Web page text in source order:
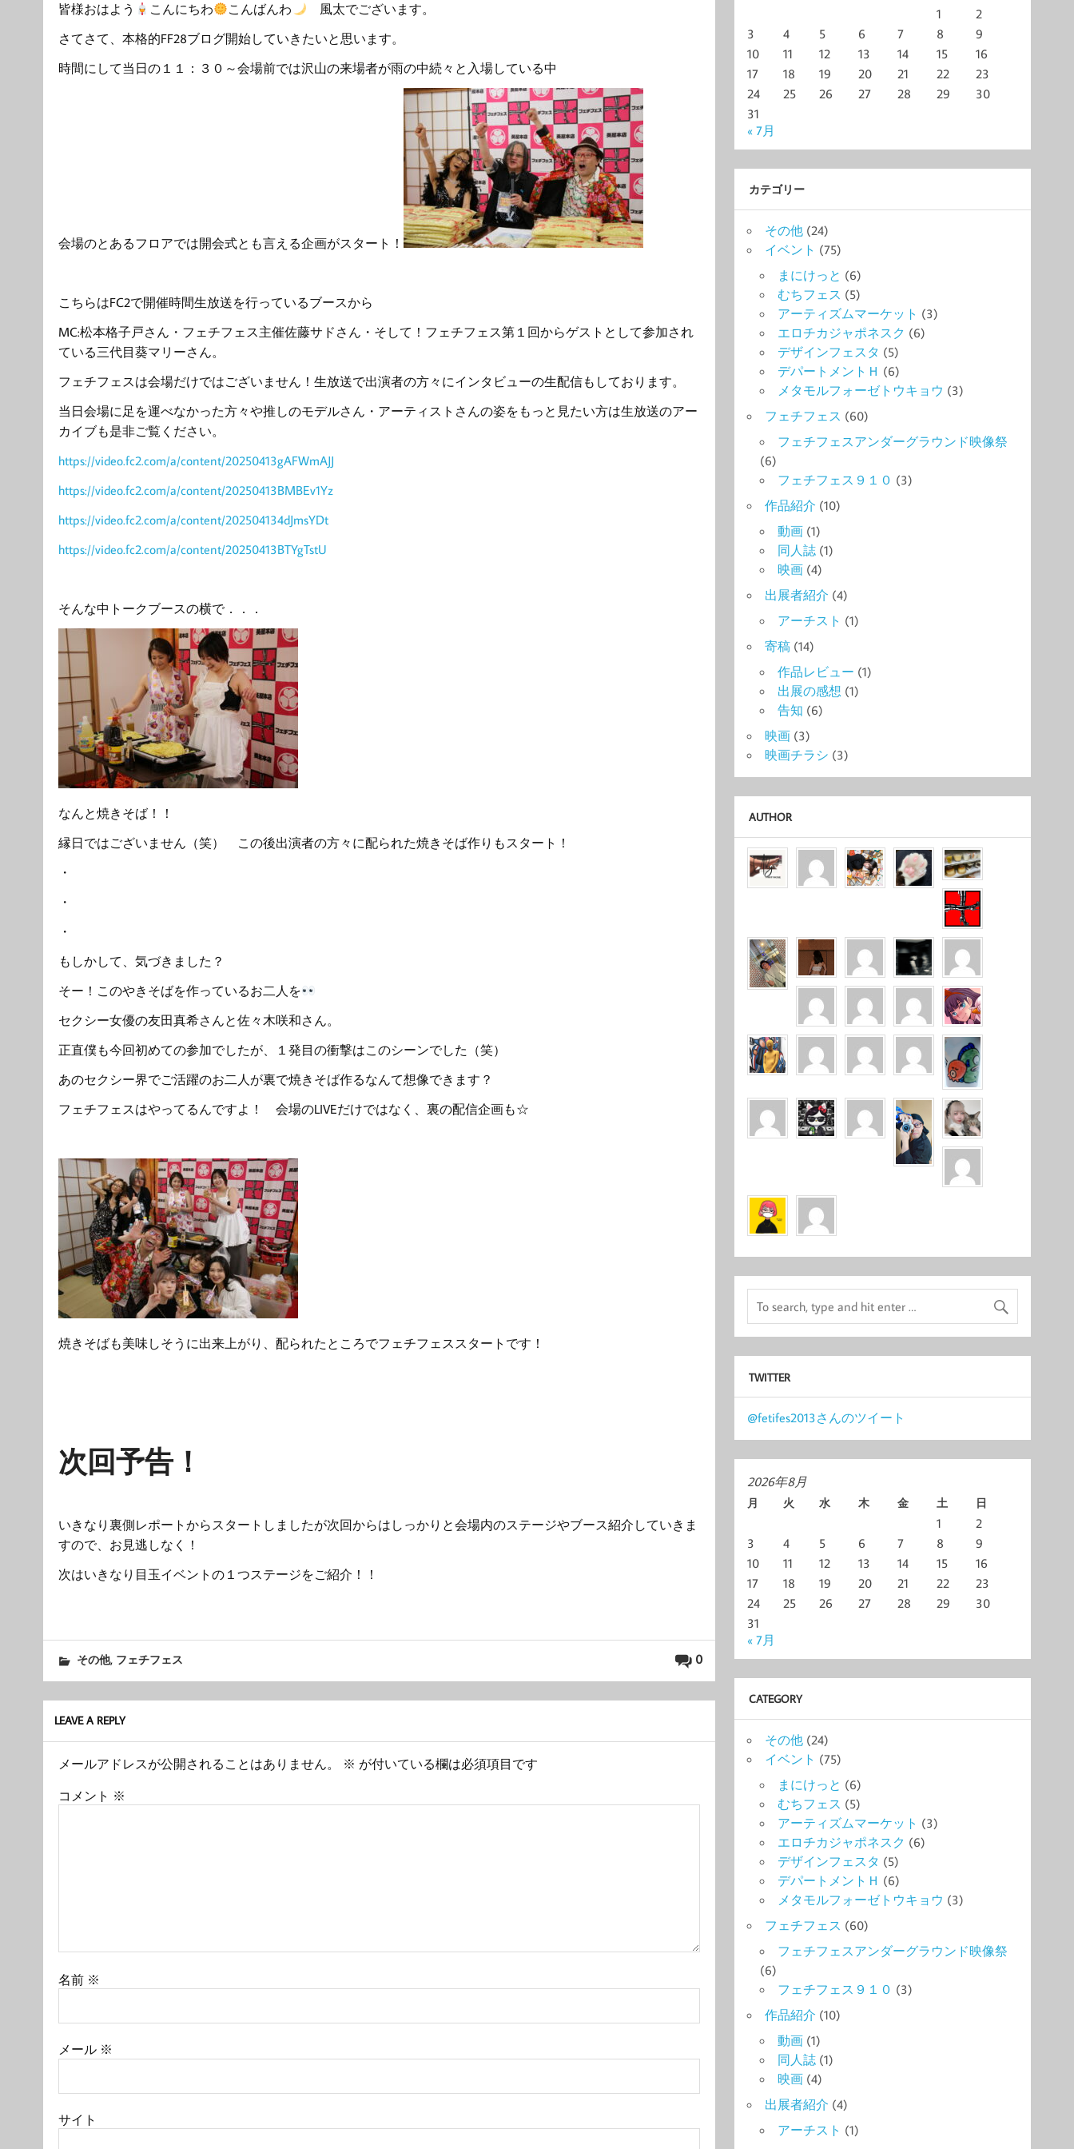
皆様おはよう こんにちわ こんばんわ
風太でございます。
さてさて、本格的FF28ブログ開始していきたいと思います。
時間にして当日の１１：３０～会場前では沢山の来場者が雨の中続々と入場している中
会場のとあるフロアでは開会式とも言える企画がスタート！
こちらはFC2で開催時間生放送を行っているブースから
MC:松本格子戸さん・フェチフェス主催佐藤サドさん・そして！フェチフェス第１回からゲストとして参加され
ている三代目葵マリーさん。
フェチフェスは会場だけではございません！生放送で出演者の方々にインタビューの生配信もしております。
当日会場に足を運べなかった方々や推しのモデルさん・アーティストさんの姿をもっと見たい方は生放送のアー
カイブも是非ご覧ください。
https://video.fc2.com/a/content/20250413gAFWmAJJ
https://video.fc2.com/a/content/20250413BMBEv1Yz
https://video.fc2.com/a/content/202504134dJmsYDt
https://video.fc2.com/a/content/20250413BTYgTstU
そんな中トークブースの横で．．．
なんと焼きそば！！
縁日ではございません（笑） この後出演者の方々に配られた焼きそば作りもスタート！
・
・
・
もしかして、気づきました？
そー！このやきそばを作っているお二人を
セクシー女優の友田真希さんと佐々木咲和さん。
正直僕も今回初めての参加でしたが、１発目の衝撃はこのシーンでした（笑）
あのセクシー界でご活躍のお二人が裏で焼きそば作るなんて想像できます？
フェチフェスはやってるんですよ！ 会場のLIVEだけではなく、裏の配信企画も☆
焼きそばも美味しそうに出来上がり、配られたところでフェチフェススタートです！
次回予告！
いきなり裏側レポートからスタートしましたが次回からはしっかりと会場内のステージやブース紹介していきま
すので、お見逃しなく！
次はいきなり目玉イベントの１つステージをご紹介！！
0
その他, フェチフェス
LEAVE A REPLY
メールアドレスが公開されることはありません。 ※ が付いている欄は必須項目です
コメント ※
名前 ※
メール ※
サイト
1
2
3
4 5 6 7 8
9
10
11 12 13 14 15
16
17
18 19 20 21 22
23
24
25 26 27 28 29
30
31
« 7月
カテゴリー
その他 (24)
イベント (75)
まにけっと (6)
むちフェス (5)
アーティズムマーケット (3)
エロチカジャポネスク (6)
デザインフェスタ (5)
デパートメントＨ (6)
メタモルフォーゼトウキョウ (3)
フェチフェス (60)
フェチフェスアンダーグラウンド映像祭
(6)
フェチフェス９１０ (3)
作品紹介 (10)
動画 (1)
同人誌 (1)
映画 (4)
出展者紹介 (4)
アーチスト (1)
寄稿 (14)
作品レビュー (1)
出展の感想 (1)
告知 (6)
映画 (3)
映画チラシ (3)
AUTHOR
TWITTER
@fetifes2013さんのツイート
2026年8月
月 火 水 木 金 土 日
1
2
3
4 5 6 7 8
9
10
11 12 13 14 15
16
17
18 19 20 21 22
23
24
25 26 27 28 29
30
31
« 7月
CATEGORY
その他 (24)
イベント (75)
まにけっと (6)
むちフェス (5)
アーティズムマーケット (3)
エロチカジャポネスク (6)
デザインフェスタ (5)
デパートメントＨ (6)
メタモルフォーゼトウキョウ (3)
フェチフェス (60)
フェチフェスアンダーグラウンド映像祭
(6)
フェチフェス９１０ (3)
作品紹介 (10)
動画 (1)
同人誌 (1)
映画 (4)
出展者紹介 (4)
アーチスト (1)